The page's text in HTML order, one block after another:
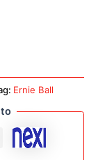
Ernie Ball